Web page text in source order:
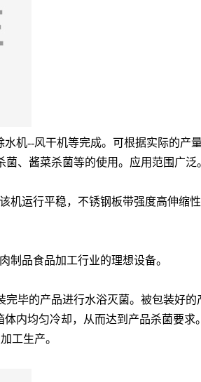
机--风干机等完成。可根据实际的产
、酱菜杀菌等的使用。应用范围广泛
机运行平稳，不锈钢板带强度高伸缩
制品食品加工行业的理想设备。
毕的产品进行水浴灭菌。被包装好
内均匀冷却，从而达到产品杀菌要求。
工生产。